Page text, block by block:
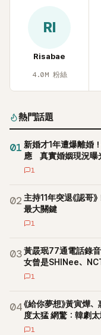
RI
Risabae
4.0M 粉絲
熱門話題
01 新婚才1年遭爆離婚
應 真實婚姻現況曝
1
02 主持11年突退《認
最大關鍵
1
03黃晸珉77通電話錄音
女曾是SHINee、
1
04《給你夢想》黃寅燁
度太猛 網驚：韓劇
1